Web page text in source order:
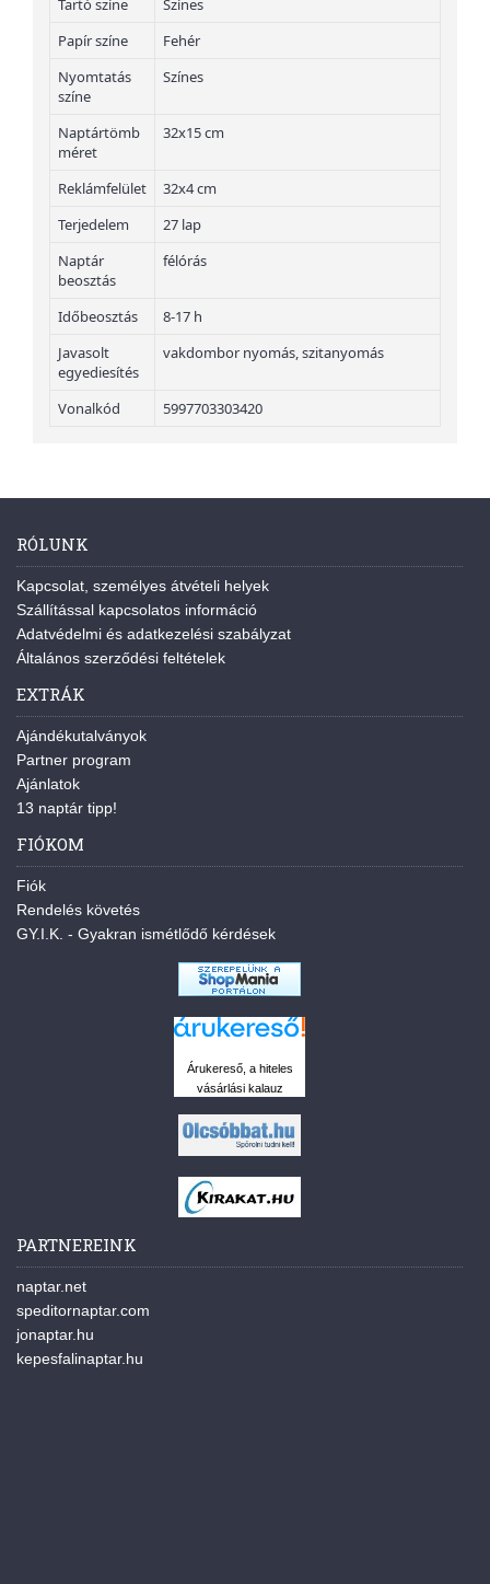
Tartó színe
Színes
Papír színe
Fehér
Nyomtatás
színe
Színes
Naptártömb
méret
32x15 cm
Reklámfelület
32x4 cm
Terjedelem
27 lap
Naptár
beosztás
félórás
Időbeosztás
8-17 h
Javasolt
egyediesítés
vakdombor nyomás, szitanyomás
Vonalkód 5997703303420
RÓLUNK
Kapcsolat, személyes átvételi helyek
Szállítással kapcsolatos információ
Adatvédelmi és adatkezelési szabályzat
Általános szerződési feltételek
EXTRÁK
Ajándékutalványok
Partner program
Ajánlatok
13 naptár tipp!
FIÓKOM
Fiók
Rendelés követés
GY.I.K. - Gyakran ismétlődő kérdések
Árukereső, a hiteles
vásárlási kalauz
PARTNEREINK
naptar.net
speditornaptar.com
jonaptar.hu
kepesfalinaptar.hu